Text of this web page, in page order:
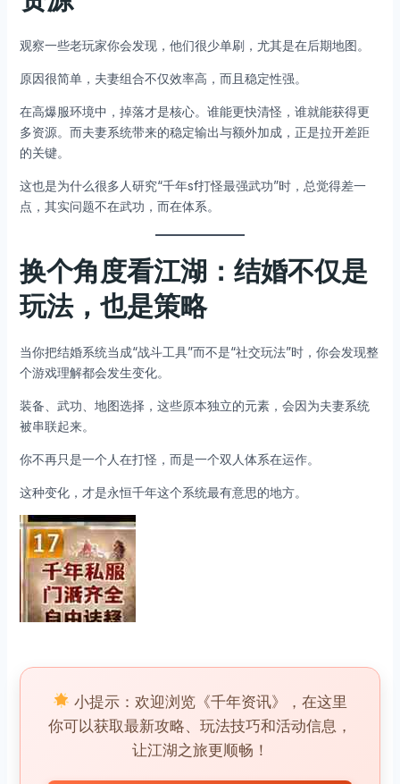
观察一些老玩家你会发现，他们很少单刷，尤其是在后期地图。
原因很简单，夫妻组合不仅效率高，而且稳定性强。
在高爆服环境中，掉落才是核心。谁能更快清怪，谁就能获得更
多资源。而夫妻系统带来的稳定输出与额外加成，正是拉开差距
的关键。
这也是为什么很多人研究“千年sf打怪最强武功”时，总觉得差一
点，其实问题不在武功，而在体系。
换个角度看江湖：结婚不仅是
玩法，也是策略
当你把结婚系统当成“战斗工具”而不是“社交玩法”时，你会发现整
个游戏理解都会发生变化。
装备、武功、地图选择，这些原本独立的元素，会因为夫妻系统
被串联起来。
你不再只是一个人在打怪，而是一个双人体系在运作。
这种变化，才是永恒千年这个系统最有意思的地方。
小提示：欢迎浏览《千年资讯》，在这里
你可以获取最新攻略、玩法技巧和活动信息，
让江湖之旅更顺畅！